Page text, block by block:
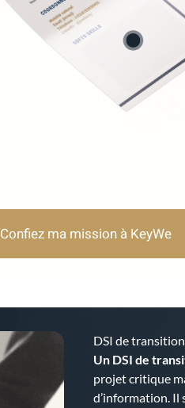
Soft
Vision
Confiez ma mission à KeyWe
DSI de
Un DSI de
projet critique
d’information. Il